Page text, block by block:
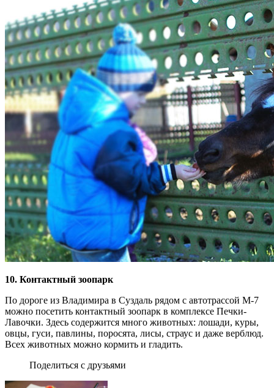
10. Контактный зоопарк
По дороге из Владимира в Суздаль рядом с автотрассой М-7
можно посетить контактный зоопарк в комплексе Печки-
Лавочки. Здесь содержится много животных: лошади, куры,
овцы, гуси, павлины, поросята, лисы, страус и даже верблюд.
Всех животных можно кормить и гладить.
Поделиться с друзьями